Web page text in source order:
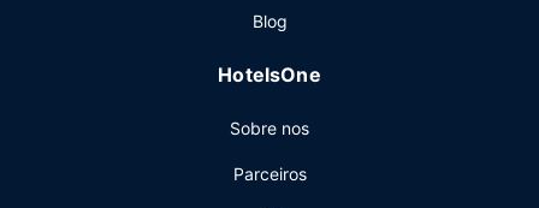
Blog
HotelsOne
Sobre nos
Parceiros